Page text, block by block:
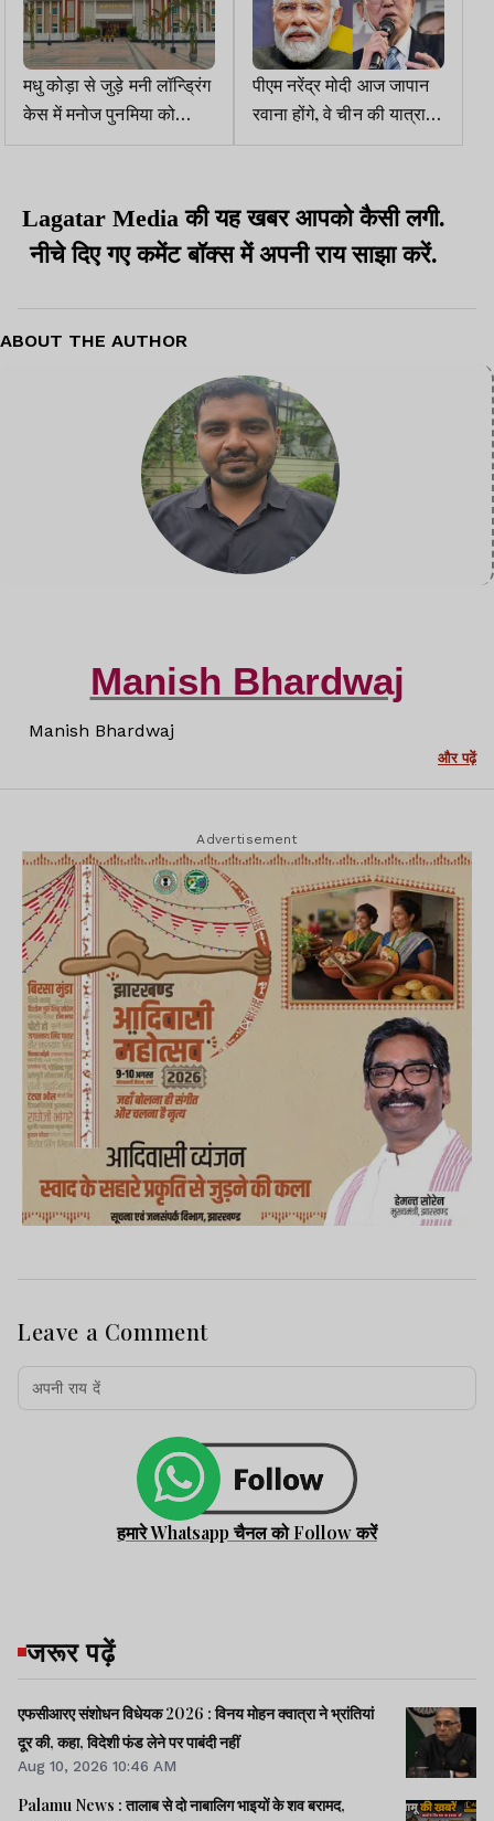
मधु कोड़ा से जुड़े मनी लॉन्ड्रिंग
केस में मनोज पुनमिया को
हाईकोर्ट से झटका
पीएम नरेंद्र मोदी आज जापान
रवाना होंगे, वे चीन की यात्रा भी
करेंगे
Lagatar Media की यह खबर आपको कैसी लगी.
नीचे दिए गए कमेंट बॉक्स में अपनी राय साझा करें.
ABOUT THE AUTHOR
Manish Bhardwaj
Manish Bhardwaj
और पढ़ें
Advertisement
Leave a Comment
हमारे Whatsapp चैनल को Follow करें
जरूर पढ़ें
एफसीआरए संशोधन विधेयक 2026 : विनय मोहन क्वात्रा ने भ्रांतियां
दूर की, कहा, विदेशी फंड लेने पर पाबंदी नहीं
Aug 10, 2026 10:46 AM
Palamu News : तालाब से दो नाबालिग भाइयों के शव बरामद,